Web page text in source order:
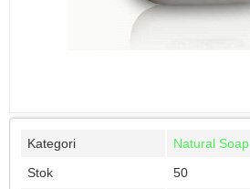
Kategori
Natural Soap
Stok
50